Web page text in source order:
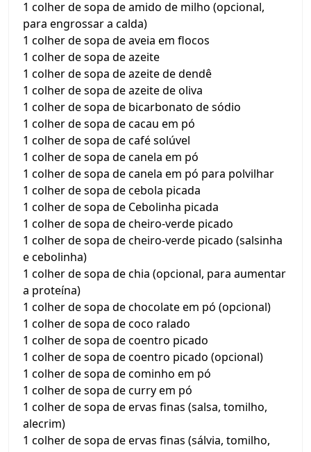
1 colher de sopa de amido de milho (opcional,
para engrossar a calda)
1 colher de sopa de aveia em flocos
1 colher de sopa de azeite
1 colher de sopa de azeite de dendê
1 colher de sopa de azeite de oliva
1 colher de sopa de bicarbonato de sódio
1 colher de sopa de cacau em pó
1 colher de sopa de café solúvel
1 colher de sopa de canela em pó
1 colher de sopa de canela em pó para polvilhar
1 colher de sopa de cebola picada
1 colher de sopa de Cebolinha picada
1 colher de sopa de cheiro-verde picado
1 colher de sopa de cheiro-verde picado (salsinha
e cebolinha)
1 colher de sopa de chia (opcional, para aumentar
a proteína)
1 colher de sopa de chocolate em pó (opcional)
1 colher de sopa de coco ralado
1 colher de sopa de coentro picado
1 colher de sopa de coentro picado (opcional)
1 colher de sopa de cominho em pó
1 colher de sopa de curry em pó
1 colher de sopa de ervas finas (salsa, tomilho,
alecrim)
1 colher de sopa de ervas finas (sálvia, tomilho,